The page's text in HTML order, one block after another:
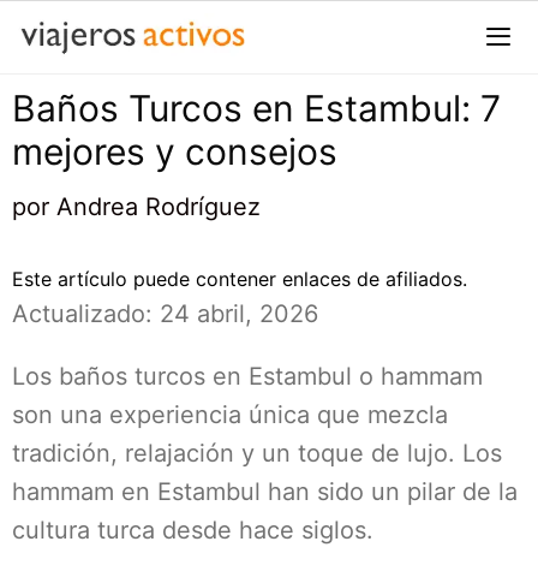
Saltar
contenido
Baños Turcos en Estambul: 7
mejores y consejos
por Andrea Rodríguez
Este artículo puede contener enlaces de afiliados.
Actualizado: 24 abril, 2026
Los baños turcos en Estambul o hammam
son una experiencia única que mezcla
tradición, relajación y un toque de lujo. Los
hammam en Estambul han sido un pilar de la
cultura turca desde hace siglos.